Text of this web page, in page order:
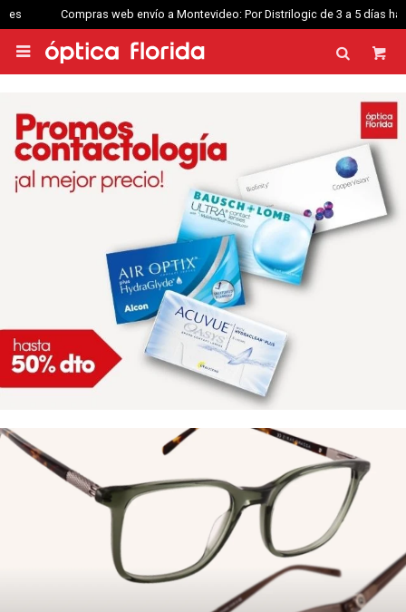
Compras web envío a Montevideo: Por Distrilogic de 3 a 5 días hábiles.
